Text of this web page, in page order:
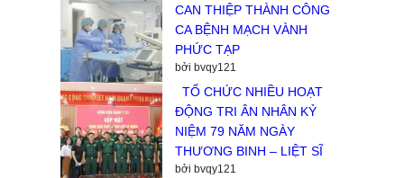
CAN THIỆP THÀNH CÔNG
CA BỆNH MẠCH VÀNH
PHỨC TẠP
bởi bvqy121
TỔ CHỨC NHIỀU HOẠT
ĐỘNG TRI ÂN NHÂN KỶ
NIỆM 79 NĂM NGÀY
THƯƠNG BINH – LIỆT SĨ
bởi bvqy121